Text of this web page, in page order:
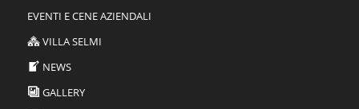
EVENTI E CENE AZIENDALI
VILLA SELMI
NEWS
GALLERY